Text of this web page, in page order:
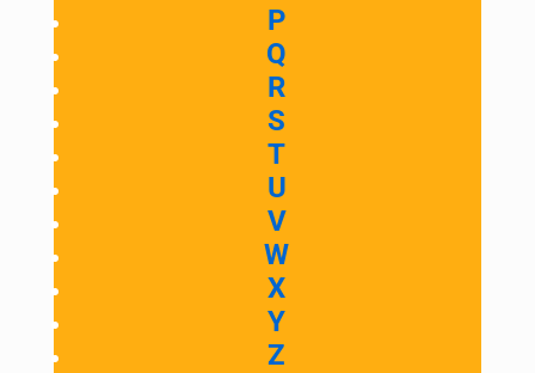
P
Q
R
S
T
U
V
W
X
Y
Z